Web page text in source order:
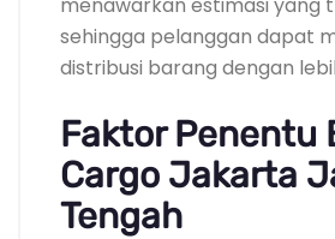
sehingga pelanggan dapat
distribusi barang dengan
Faktor Penentu
Cargo Jakarta
Tengah